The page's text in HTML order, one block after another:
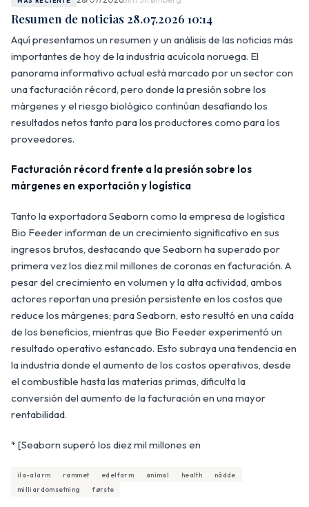
Resumen de noticias 28.07.2026 10:14
Aquí presentamos un resumen y un análisis de las noticias más
importantes de hoy de la industria acuícola noruega. El
panorama informativo actual está marcado por un sector con
una facturación récord, pero donde la presión sobre los
márgenes y el riesgo biológico continúan desafiando los
resultados netos tanto para los productores como para los
proveedores.
Facturación récord frente a la presión sobre los
márgenes en exportación y logística
Tanto la exportadora Seaborn como la empresa de logística
Bio Feeder informan de un crecimiento significativo en sus
ingresos brutos, destacando que Seaborn ha superado por
primera vez los diez mil millones de coronas en facturación. A
pesar del crecimiento en volumen y la alta actividad, ambos
actores reportan una presión persistente en los costos que
reduce los márgenes; para Seaborn, esto resultó en una caída
de los beneficios, mientras que Bio Feeder experimentó un
resultado operativo estancado. Esto subraya una tendencia en
la industria donde el aumento de los costos operativos, desde
el combustible hasta las materias primas, dificulta la
conversión del aumento de la facturación en una mayor
rentabilidad.
* [Seaborn superó los diez mil millones en
ila-alarm rammet edelfarm animal health
nådde
milliardomsetning
første